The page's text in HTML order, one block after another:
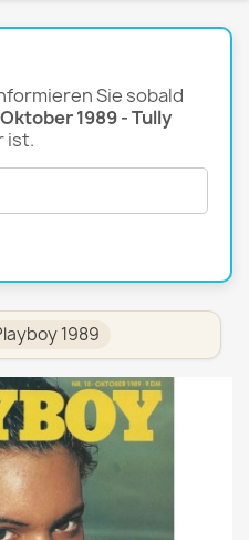
Sie sobald
1989 - Tully
ist.
1989